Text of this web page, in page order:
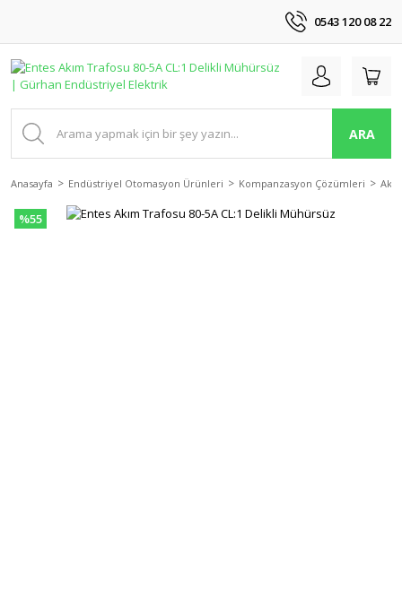
0543 120 08 22
ARA
Anasayfa Endüstriyel Otomasyon Ürünleri Kompanzasyon Çözümleri
%55